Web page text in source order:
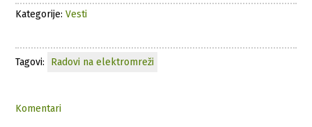
Kategorije:Vesti
Tagovi: Radovi na elektromreži
Komentari